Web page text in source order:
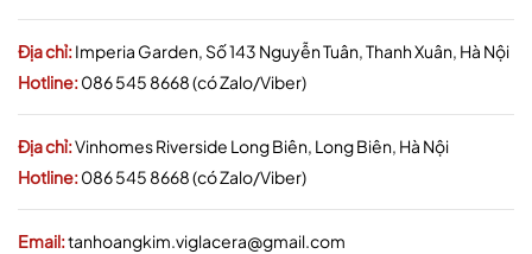
Địa chỉ:Imperia Garden, Số 143 Nguyễn Tuân, Thanh Xuân, Hà Nội
Hotline:086 545 8668 (có Zalo/Viber)
Địa chỉ:Vinhomes Riverside Long Biên, Long Biên, Hà Nội
Hotline:086 545 8668 (có Zalo/Viber)
Email:tanhoangkim.viglacera@gmail.com